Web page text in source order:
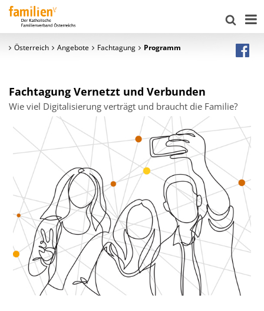
Österreich Angebote Fachtagung Programm
Fachtagung Vernetzt und Verbunden
Wie viel Digitalisierung verträgt und braucht die Familie?